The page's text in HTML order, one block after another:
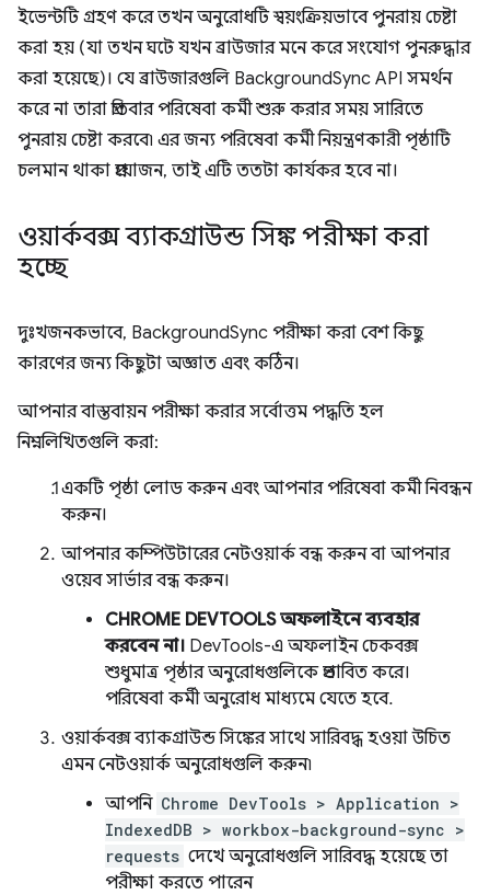
ইভেন্টটি গ্রহণ করে তখন অনুরোধটি স্বয়ংক্রিয়ভাবে পুনরায় চেষ্টা
করা হয় (যা তখন ঘটে যখন ব্রাউজার মনে করে সংযোগ পুনরুদ্ধার
করা হয়েছে)। যে ব্রাউজারগুলি BackgroundSync API সমর্থন
করে না তারা প্রতিবার পরিষেবা কর্মী শুরু করার সময় সারিতে
পুনরায় চেষ্টা করবে৷ এর জন্য পরিষেবা কর্মী নিয়ন্ত্রণকারী পৃষ্ঠাটি
চলমান থাকা প্রয়োজন, তাই এটি ততটা কার্যকর হবে না।
ওয়ার্কবক্স ব্যাকগ্রাউন্ড সিঙ্ক পরীক্ষা করা
হচ্ছে
দুঃখজনকভাবে, BackgroundSync পরীক্ষা করা বেশ কিছু
কারণের জন্য কিছুটা অজ্ঞাত এবং কঠিন।
আপনার বাস্তবায়ন পরীক্ষা করার সর্বোত্তম পদ্ধতি হল
নিম্নলিখিতগুলি করা:
একটি পৃষ্ঠা লোড করুন এবং আপনার পরিষেবা কর্মী নিবন্ধন
করুন।
আপনার কম্পিউটারের নেটওয়ার্ক বন্ধ করুন বা আপনার
ওয়েব সার্ভার বন্ধ করুন।
CHROME DEVTOOLS অফলাইনে ব্যবহার
করবেন না। DevTools-এ অফলাইন চেকবক্স
শুধুমাত্র পৃষ্ঠার অনুরোধগুলিকে প্রভাবিত করে।
পরিষেবা কর্মী অনুরোধ মাধ্যমে যেতে হবে.
ওয়ার্কবক্স ব্যাকগ্রাউন্ড সিঙ্কের সাথে সারিবদ্ধ হওয়া উচিত
এমন নেটওয়ার্ক অনুরোধগুলি করুন৷
আপনি Chrome DevTools > Application >
IndexedDB > workbox-background-sync >
requests দেখে অনুরোধগুলি সারিবদ্ধ হয়েছে তা
পরীক্ষা করতে পারেন